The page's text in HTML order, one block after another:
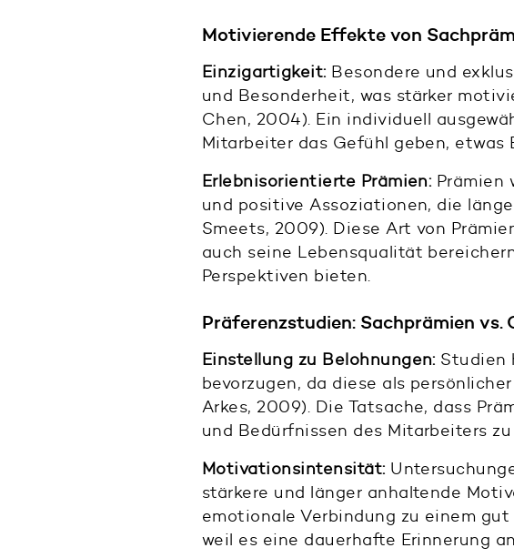
Motivierende Effekte von
Einzigartigkeit: Besondere und
und Besonderheit, was stärker
Chen, 2004). Ein individuell
Mitarbeiter das Gefühl geben, etwas
Erlebnisorientierte Prämien: Prämien
und positive Assoziationen, die
Smeets, 2009). Diese Art von
auch seine Lebensqualität
Perspektiven bieten.
Präferenzstudien: Sachprämien vs.
Einstellung zu Belohnungen: Studien
bevorzugen, da diese als
Arkes, 2009). Die Tatsache, dass
und Bedürfnissen des Mitarbeiters
Motivationsintensität:
stärkere und länger anhaltende
emotionale Verbindung zu einem
weil es eine dauerhafte Erinnerung